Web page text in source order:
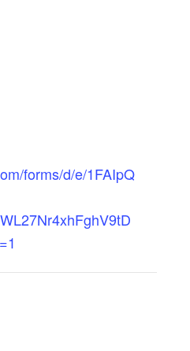
forms/d/e/1FAIpQ